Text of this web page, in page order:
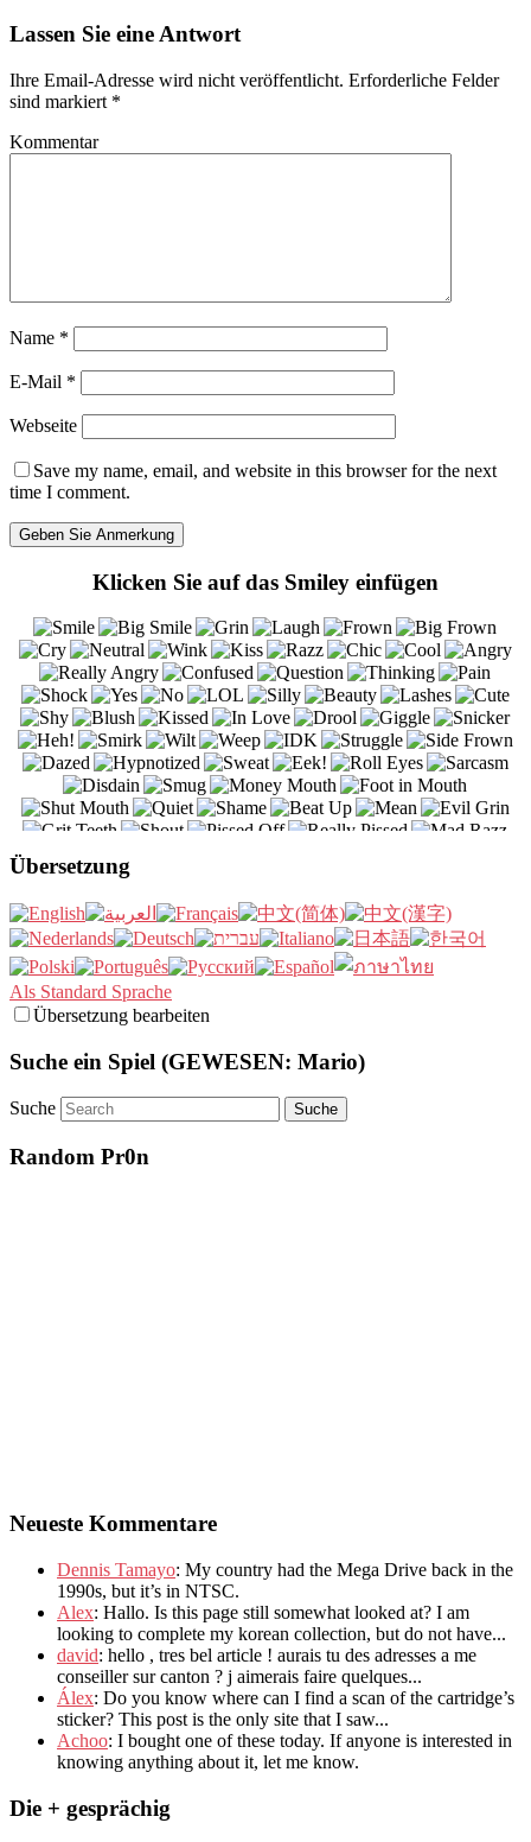
Lassen Sie eine Antwort
Ihre Email-Adresse wird nicht veröffentlicht. Erforderliche Felder
sind markiert *
Kommentar
Name *
E-Mail *
Webseite
Save my name, email, and website in this browser for the next
time I comment.
Klicken Sie auf das Smiley einfügen
Übersetzung
Als Standard Sprache
Übersetzung bearbeiten
Suche ein Spiel (GEWESEN: Mario)
Suche
Random Pr0n
Neueste Kommentare
Dennis Tamayo: My country had the Mega Drive back in the
1990s, but it’s in NTSC.
Alex: Hallo. Is this page still somewhat looked at? I am
looking to complete my korean collection, but do not have...
david: hello , tres bel article ! aurais tu des adresses a me
conseiller sur canton ? j aimerais faire quelques...
Álex: Do you know where can I find a scan of the cartridge’s
sticker? This post is the only site that I saw...
Achoo: I bought one of these today. If anyone is interested in
knowing anything about it, let me know.
Die + gesprächig